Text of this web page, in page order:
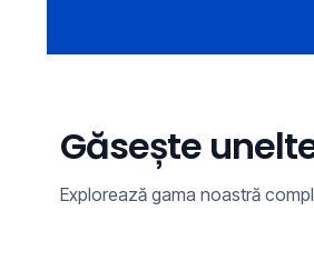
Găsește
Explorează gama noastră